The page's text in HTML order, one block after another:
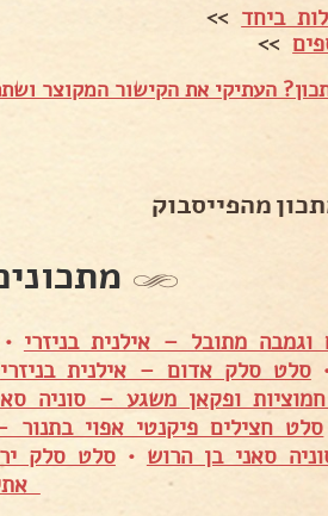
ביחד >>
>>
העתיקי את הקישור המקוצר
מהפייסבוק
וגמבה מתובל – אילנית בניזרי
סלט סלק אדום – אילנית בניזרי
ופקאן משגע – סוניה
סלט חצילים פיקנטי אפוי בתנור
סאני בן הרוש •סלט סלק